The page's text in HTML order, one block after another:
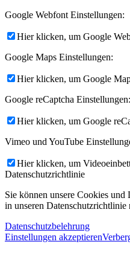
Google Webfont Einstellungen:
Hier klicken, um Google
Google Maps Einstellungen:
Hier klicken, um Google
Google reCaptcha Einstellungen:
Hier klicken, um Google
Vimeo und YouTube
Hier klicken, um
Datenschutzrichtlinie
Sie können unsere Cookies
in unseren Datenschutzrichtlinie
Datenschutzbelehrung
Einstellungen akzeptieren